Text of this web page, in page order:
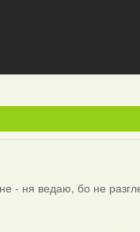
- ня ведаю, бо не